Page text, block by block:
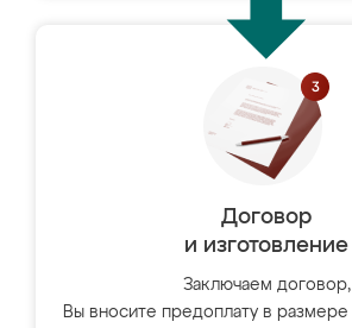
Договор
и изготовление
Заключаем договор,
Вы вносите предоплату в размере